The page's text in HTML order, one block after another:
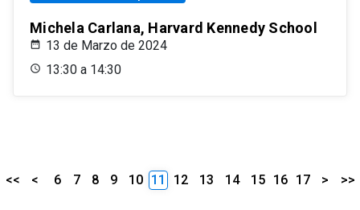
Michela Carlana, Harvard Kennedy School
13 de Marzo de 2024
13:30 a 14:30
<< < 6 7 8 9 10 11 12 13 14 15 16 17 > >>